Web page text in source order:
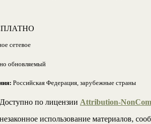
сетевое
обновляемый
Российская Федерация, зарубежные страны
по лицензии Attribution-
использование материалов,